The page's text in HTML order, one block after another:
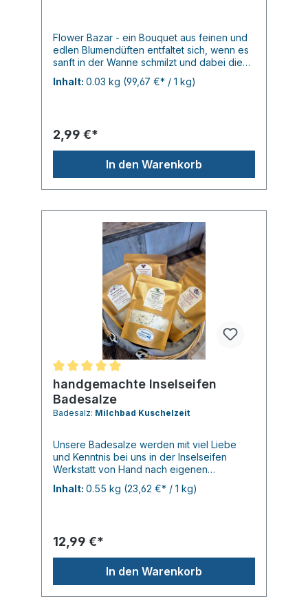
Flower Bazar - ein Bouquet aus feinen und
edlen Blumendüften entfaltet sich, wenn es
sanft in der Wanne schmilzt und dabei die
Pflege guter Shea- und Kakaobutter
verbreitet, welche Ihre Haut weich und zart
Inhalt: 0.03 kg (99,67 €* / 1 kg)
2,99 €*
In den Warenkorb
Durchschnittliche Bewertung von 5 von 5 Sternen
handgemachte Inselseifen
Badesalze
Badesalz: Milchbad Kuschelzeit
Unsere Badesalze werden mit viel Liebe
und Kenntnis bei uns in der Inselseifen
Werkstatt von Hand nach eigenen
Rezepturen gemischt. Wer gern badet, aber
sich mit Öl in der Wanne nicht anfreunden
verpackt, aufgrund der leicht feuchten
TZubereitung sind die Tüten aber innen mit
einer Schutzschicht versehen. Tanke Kraft -
Inhalt: 0.55 kg (23,62 €* / 1 kg)
12,99 €*
In den Warenkorb